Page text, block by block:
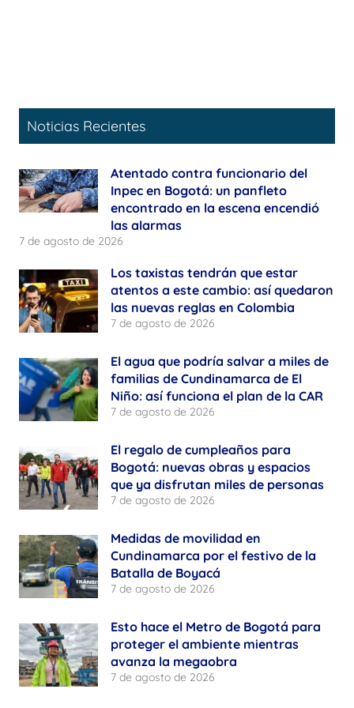
Noticias Recientes
Atentado contra funcionario del
Inpec en Bogotá: un panfleto
encontrado en la escena encendió
las alarmas
7 de agosto de 2026
Los taxistas tendrán que estar
atentos a este cambio: así quedaron
las nuevas reglas en Colombia
7 de agosto de 2026
El agua que podría salvar a miles de
familias de Cundinamarca de El
Niño: así funciona el plan de la CAR
7 de agosto de 2026
El regalo de cumpleaños para
Bogotá: nuevas obras y espacios
que ya disfrutan miles de personas
7 de agosto de 2026
Medidas de movilidad en
Cundinamarca por el festivo de la
Batalla de Boyacá
7 de agosto de 2026
Esto hace el Metro de Bogotá para
proteger el ambiente mientras
avanza la megaobra
7 de agosto de 2026